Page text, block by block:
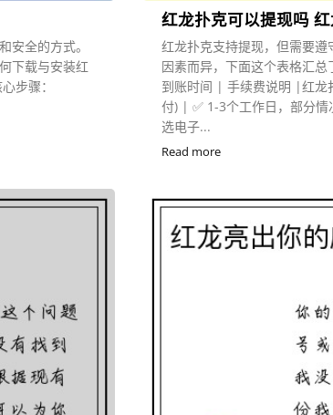
安全的方式。
下载与安装红
步骤：
红龙扑克可以提现吗
红龙扑克支持提现，但需要
因素而异，下面这个表格汇
到账时间 | 手续费说明 |红
付) | ✅ 1-3个工作日，部分
选电子...
Read more